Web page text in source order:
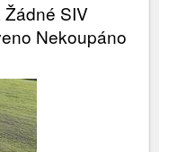
SIV
Nekoupáno